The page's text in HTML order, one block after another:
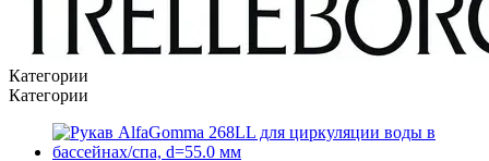
Категории
Категории